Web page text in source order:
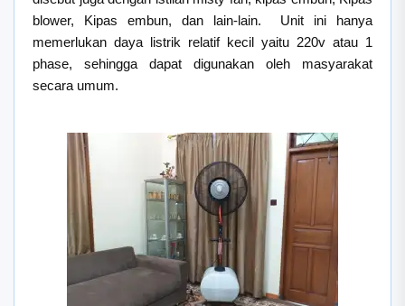
blower, Kipas embun, dan lain-lain. Unit ini hanya
memerlukan daya listrik relatif kecil yaitu 220v atau 1
phase, sehingga dapat digunakan oleh masyarakat
secara umum.